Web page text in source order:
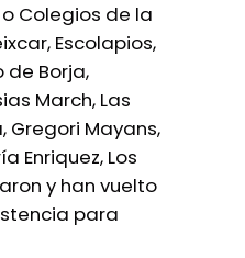
Colegios de la
Escolapios,
de Borja,
March, Las
Gregori Mayans,
Enriquez, Los
y han vuelto
para